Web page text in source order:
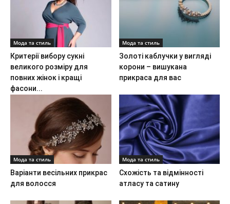
Мода та стиль
Критерії вибору сукні
великого розміру для
повних жінок і кращі
фасони...
Мода та стиль
Золоті каблучки у вигляді
корони – вишукана
прикраса для вас
Мода та стиль
Варіанти весільних прикрас
для волосся
Мода та стиль
Схожість та відмінності
атласу та сатину